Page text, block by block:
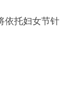
依托妇女节针